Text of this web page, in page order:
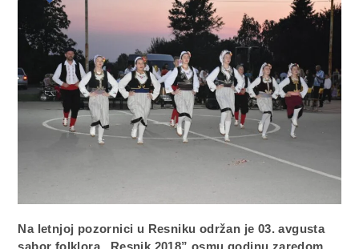
Na letnjoj pozornici u Resniku održan je 03. avgusta
sabor folklora „Resnik 2018” osmu godinu zaredom.